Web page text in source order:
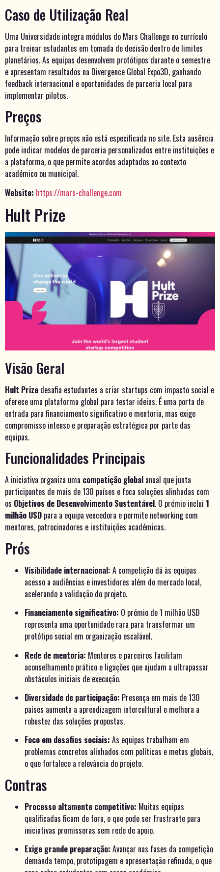
Caso de Utilização Real
Uma Universidade integra módulos do Mars Challenge no currículo
para treinar estudantes em tomada de decisão dentro de limites
planetários. As equipas desenvolvem protótipos durante o semestre
e apresentam resultados na Divergence Global Expo3D, ganhando
feedback internacional e oportunidades de parceria local para
implementar pilotos.
Preços
Informação sobre preços não está especificada no site. Esta ausência
pode indicar modelos de parceria personalizados entre instituições e
a plataforma, o que permite acordos adaptados ao contexto
académico ou municipal.
Website: https://mars-challenge.com
Hult Prize
Visão Geral
Hult Prize desafia estudantes a criar startups com impacto social e
oferece uma plataforma global para testar ideias. É uma porta de
entrada para financiamento significativo e mentoria, mas exige
compromisso intenso e preparação estratégica por parte das
equipas.
Funcionalidades Principais
A iniciativa organiza uma competição global anual que junta
participantes de mais de 130 países e foca soluções alinhadas com
os Objetivos de Desenvolvimento Sustentável. O prémio inclui 1
milhão USD para a equipa vencedora e permite networking com
mentores, patrocinadores e instituições académicas.
Prós
Visibilidade internacional: A competição dá às equipas
acesso a audiências e investidores além do mercado local,
acelerando a validação do projeto.
Financiamento significativo: O prémio de 1 milhão USD
representa uma oportunidade rara para transformar um
protótipo social em organização escalável.
Rede de mentoria: Mentores e parceiros facilitam
aconselhamento prático e ligações que ajudam a ultrapassar
obstáculos iniciais de execução.
Diversidade de participação: Presença em mais de 130
países aumenta a aprendizagem intercultural e melhora a
robustez das soluções propostas.
Foco em desafios sociais: As equipas trabalham em
problemas concretos alinhados com políticas e metas globais,
o que fortalece a relevância do projeto.
Contras
Processo altamente competitivo: Muitas equipas
qualificadas ficam de fora, o que pode ser frustrante para
iniciativas promissoras sem rede de apoio.
Exige grande preparação: Avançar nas fases da competição
demanda tempo, prototipagem e apresentação refinada, o que